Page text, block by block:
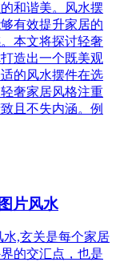
和谐美。风水摆
有效提升家居的
本文将探讨轻奢
造出一个既美观
的风水摆件在选
奢家居风格注重
且不失内涵。例
片风水
,玄关是每个家居
的交汇点，也是